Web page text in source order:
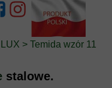
> Temida wzór 11
stalowe.